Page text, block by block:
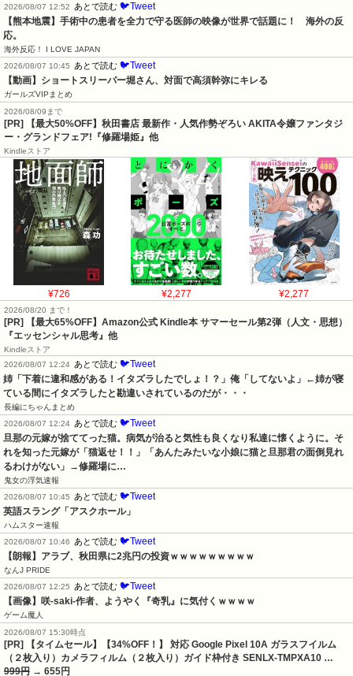
2026/08/07 12:52
あとで読む 🐦Tweet
【熊本地震】手術中の患者を全力で守る医師の映像が世界で話題に！　海外の反
応。
海外反応！ I LOVE JAPAN
2026/08/07 10:45
あとで読む 🐦Tweet
【動画】ショートスリーパー堀さん、対面で高須幹弥にキレる
ガールズVIPまとめ
2026/08/09まで
[PR] 【最大50%OFF】秋田書店 最新作・人気作勢ぞろい AKITA令嬢ファンタジ
ー・グランドフェア!『修羅場姫』他
Kindleストア
¥726 ¥2,277 ¥2,277
2026/08/20 まで！
[PR]
【最大65%OFF】Amazon公式 Kindle本 サマーセール第2弾（人文・思想）
『エッセンシャル思考』他
Kindleストア
2026/08/07 12:24 あとで読む 🐦Tweet
姉「下着に違和感がある！イタズラしたでしょ！？」俺「してないよ」←姉が寝
ている間にイタズラしたと勘違いされているのだが・・・
長編にちゃんまとめ
2026/08/07 12:24 あとで読む 🐦Tweet
旦那の元嫁が捨ててった猫。病気が治ると気性も良くなり私達に懐くように。そ
れを知った元嫁が「猫返せ！！」「あんたみたいな小娘に猫と旦那君の面倒見れ
るわけがない」→修羅場に…
鬼女の浮気速報
2026/08/07 10:45 あとで読む 🐦Tweet
英語スラング「アスクホール」
ハムスター速報
2026/08/07 10:46 あとで読む 🐦Tweet
【朗報】アラブ、秋田県に2兆円の投資ｗｗｗｗｗｗｗｗｗ
なんJ PRIDE
2026/08/07 12:25 あとで読む 🐦Tweet
【画像】咲-saki-作者、ようやく『奇乳』に気付くｗｗｗｗ
ゲーム魔人
2026/08/07 15:30時点
[PR] 【タイムセール】【34%OFF！】 対応 Google Pixel 10A ガラスフイルム
（２枚入り）カメラフィルム（２枚入り）ガイド枠付き SENLX-TMPXA10 …
999円 → 655円